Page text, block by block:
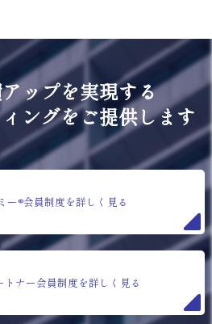
ップを実現する
ングをご提供します
ー®会員制度を詳しく見る
ナー会員制度を詳しく見る